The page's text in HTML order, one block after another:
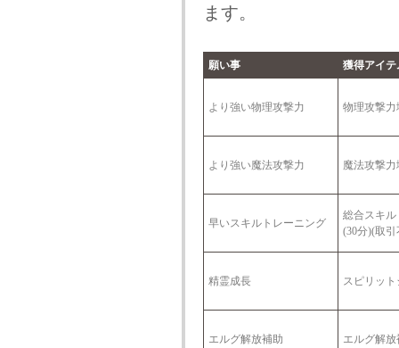
ます。
願い事 獲得アイテ
より強い物理攻撃力 物理攻撃力
より強い魔法攻撃力 魔法攻撃
早いスキルトレーニング
総合スキル
(30分)(取引
精霊成長 スピリット
エルグ解放補助 エルグ解